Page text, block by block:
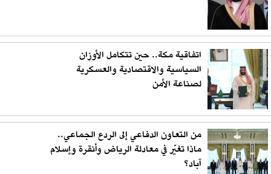
اتفاقية مكة.. حين تتكامل الأوزان
السياسية والاقتصادية والعسكرية
لصناعة الأمن
من التعاون الدفاعي إلى الردع الجماعي..
ماذا تغيّر في معادلة الرياض وأنقرة وإسلام
آباد؟